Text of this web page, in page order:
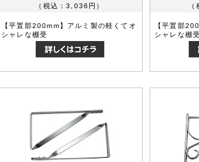
（税込：3,036円）
【平置部200mm】アルミ製の軽くてオ
シャレな棚受
【平置部
シャレな棚受